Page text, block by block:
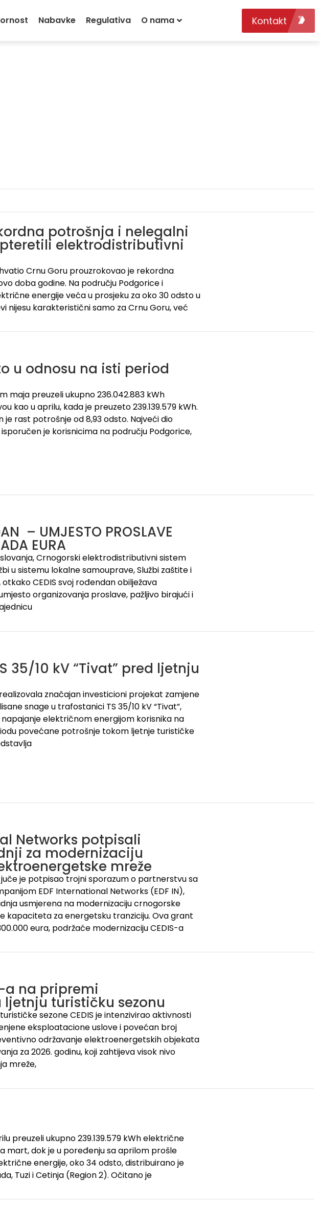
Nabavke Regulativa O nama Kontakt
potrošnja i nelegalni
elektrodistributivni
Crnu Goru prouzrokovao je rekordna
doba godine. Na području Podgorice i
energije veća u prosjeku za oko 30 odsto u
nijesu karakteristični samo za Crnu Goru, već
u odnosu na isti period
maja preuzeli ukupno 236.042.883 kWh
kao u aprilu, kada je preuzeto 239.139.579 kWh.
je rast potrošnje od 8,93 odsto. Najveći dio
je korisnicima na području Podgorice,
– UMJESTO PROSLAVE
EURA
Crnogorski elektrodistributivni sistem
u sistemu lokalne samouprave, Službi zaštite i
CEDIS svoj rođendan obilježava
organizovanja proslave, pažljivo birajući i
35/10 kV “Tivat” pred ljetnju
značajan investicioni projekat zamjene
snage u trafostanici TS 35/10 kV “Tivat”,
električnom energijom korisnika na
povećane potrošnje tokom ljetnje turističke
Networks potpisali
za modernizaciju
mreže
je potpisao trojni sporazum o partnerstvu sa
EDF International Networks (EDF IN),
usmjerena na modernizaciju crnogorske
kapaciteta za energetsku tranziciju. Ova grant
eura, podržaće modernizaciju CEDIS-a
a na pripremi
ljetnju turističku sezonu
sezone CEDIS je intenzivirao aktivnosti
eksploatacione uslove i povećan broj
održavanje elektroenergetskih objekata
za 2026. godinu, koji zahtijeva visok nivo
mreže,
preuzeli ukupno 239.139.579 kWh električne
mart, dok je u poređenju sa aprilom prošle
energije, oko 34 odsto, distribuirano je
Tuzi i Cetinja (Region 2). Očitano je